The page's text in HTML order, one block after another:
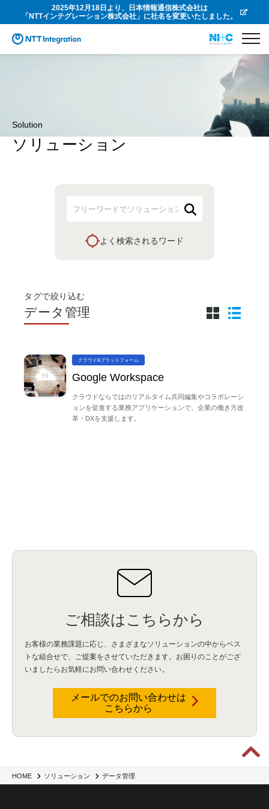
2025年12月18日より、日本情報通信株式会社は
「NTTインテグレーション株式会社」に社名を変更いたしました。
Solution
ソリューション
HOME ソリューション データ管理
よく検索されるワード
タグで絞り込む
データ管理
クラウド&プラットフォーム
Google Workspace
クラウドならではのリアルタイム共同編集やコラボレーシ
ョンを促進する業務アプリケーションで、企業の働き方改
革・DXを支援します。
ご相談はこちらから
お客様の業務課題に応じ、さまざまなソリューションの中からベス
トな組合せで、
ご提案をさせていただきます。お困りのことがござ
いましたらお気軽にお問い合わせください。
メールでのお問い合わせは
こちらから